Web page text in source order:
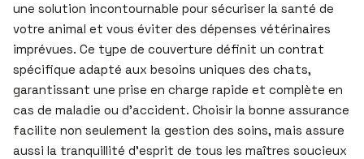
une solution incontournable pour sécuriser la santé de
votre animal et vous éviter des dépenses vétérinaires
imprévues. Ce type de couverture définit un contrat
spécifique adapté aux besoins uniques des chats,
garantissant une prise en charge rapide et complète en
cas de maladie ou d’accident. Choisir la bonne assurance
facilite non seulement la gestion des soins, mais assure
aussi la tranquillité d’esprit de tous les maîtres soucieux